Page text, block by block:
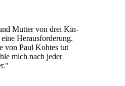
Mutter von drei Kin­
Her­aus­for­de­rung.
von Paul Kohtes tut
mich nach jeder